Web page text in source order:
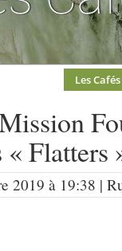
Les Cafés
Flatters
2019 à 19:38 |